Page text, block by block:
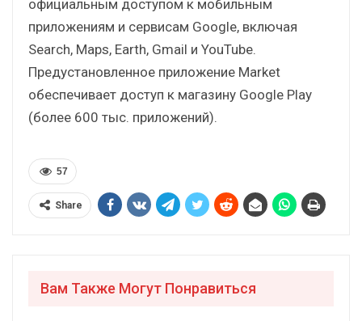
официальным доступом к мобильным
приложениям и сервисам Google, включая
Search, Maps, Earth, Gmail и YouTube.
Предустановленное приложение Market
обеспечивает доступ к магазину Google Play
(более 600 тыс. приложений).
57
Share
Вам Также Могут Понравиться